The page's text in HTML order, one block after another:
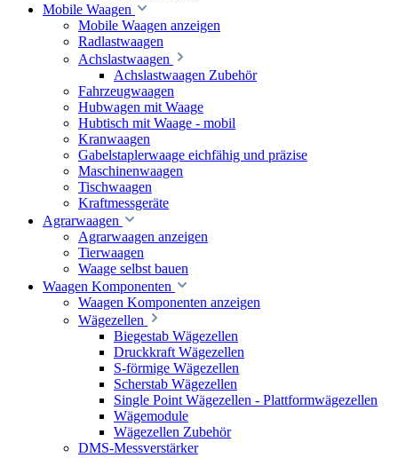
Mobile Waagen
Mobile Waagen anzeigen
Radlastwaagen
Achslastwaagen
Achslastwaagen Zubehör
Fahrzeugwaagen
Hubwagen mit Waage
Hubtisch mit Waage - mobil
Kranwaagen
Gabelstaplerwaage eichfähig und präzise
Maschinenwaagen
Tischwaagen
Kraftmessgeräte
Agrarwaagen
Agrarwaagen anzeigen
Tierwaagen
Waage selbst bauen
Waagen Komponenten
Waagen Komponenten anzeigen
Wägezellen
Biegestab Wägezellen
Druckkraft Wägezellen
S-förmige Wägezellen
Scherstab Wägezellen
Single Point Wägezellen - Plattformwägezellen
Wägemodule
Wägezellen Zubehör
DMS-Messverstärker